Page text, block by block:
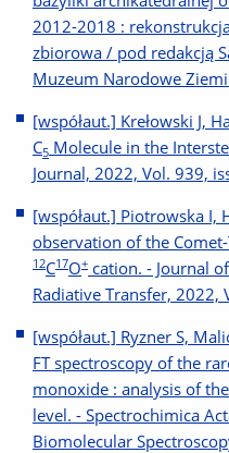
2012-2018 :
zbiorowa / pod redakcją
Muzeum Narodowe
[współaut.] Krełowski J,
C5 Molecule in the
Journal, 2022, Vol. 939,
[współaut.] Piotrowska I,
observation of the
12C17Ο+ cation. - Journal
Radiative Transfer, 2022,
[współaut.] Ryzner S,
FT spectroscopy of the
monoxide : analysis of
level. - Spectrochimica
Biomolecular